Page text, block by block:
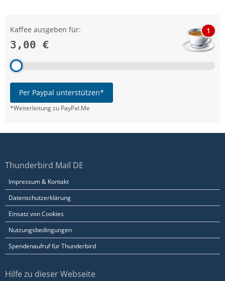
Kaffee ausgeben für:
3,00 €
1
Per Paypal unterstützen*
*Weiterleitung zu PayPal.Me
Thunderbird Mail DE
Impressum & Kontakt
Datenschutzerklärung
Einsatz von Cookies
Nutzungsbedingungen
Spendenaufruf für Thunderbird
Hilfe zu dieser Webseite